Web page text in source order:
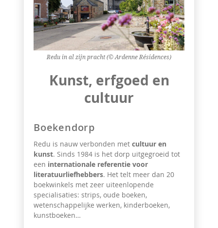
Redu in al zijn pracht (© Ardenne Résidences)
Kunst, erfgoed en
cultuur
Boekendorp
Redu is nauw verbonden met cultuur en
kunst. Sinds 1984 is het dorp uitgegroeid tot
een internationale referentie voor
literatuurliefhebbers. Het telt meer dan 20
boekwinkels met zeer uiteenlopende
specialisaties: strips, oude boeken,
wetenschappelijke werken, kinderboeken,
kunstboeken…